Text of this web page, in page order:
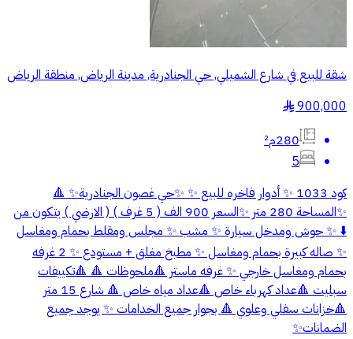
شقة للبيع في شارع الشميلي, حي الجنادرية, مدينة الرياض, منطقة الرياض
900,000
§
280م²
5
كود 1033 ✨ أدوار فاخره للبيع ✨ ✨حي غصون الجنادرية✨ 🔺
✨المساحة 280 متر ✨السعر 900 الف ( 5 غرف ) ( الارضي ) يتكون من
⬇️ ✨ حوش ومدخل سيارة ✨ مشب ✨ مجلس ومقلط بحمام ومغاسل
✨ صاله كبيرة بحمام ومغاسل ✨ مطبخ مغلق + مستودع ✨ 2 غرفه
بحمام ومغاسل خارجي ✨ غرفه ماستر 🔺ملحوظات 🔺 🔺تكييفات
سبليت 🔺عداد كهرباء خاص 🔺عداد مياه خاص 🔺 شارع 15 متر
🔺خزانات سفلي وعلوي 🔺 بجوار جميع الخدامات ✨ يوجد جميع
الضمانات✨